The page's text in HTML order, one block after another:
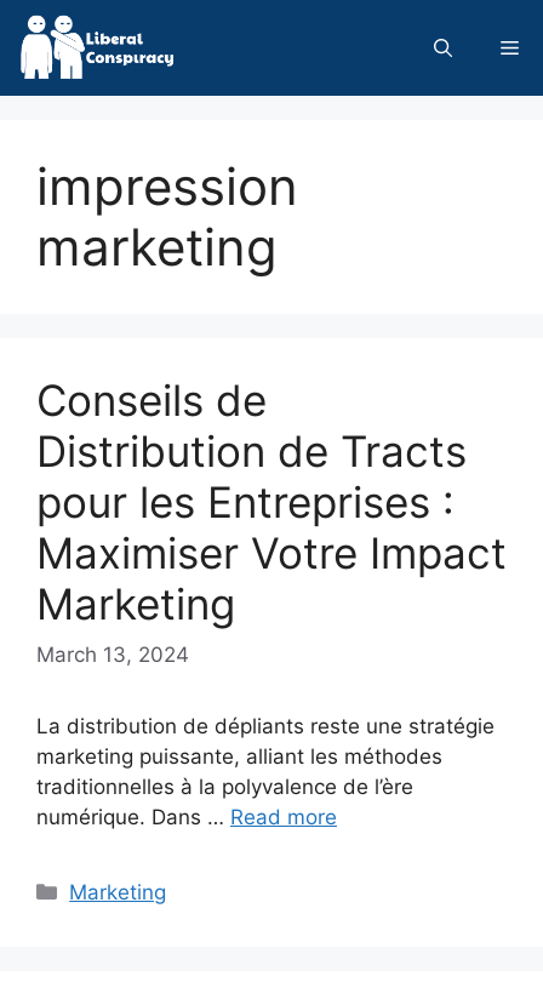
Skip
content
impression
marketing
Conseils de
Distribution de Tracts
pour les Entreprises :
Maximiser Votre Impact
Marketing
March 13, 2024
La distribution de dépliants reste une stratégie
marketing puissante, alliant les méthodes
traditionnelles à la polyvalence de l’ère
numérique. Dans … Read more
Categories
Marketing